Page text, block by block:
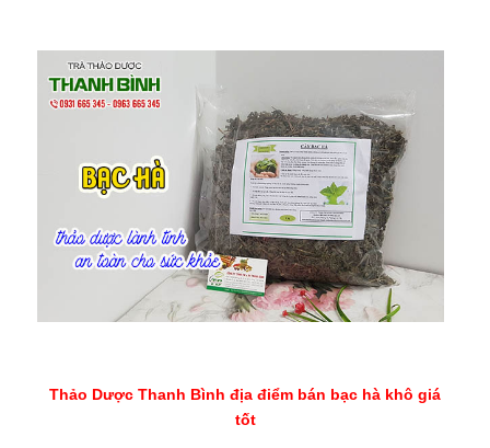
Thảo Dược Thanh Bình địa điểm bán bạc hà khô giá
tốt